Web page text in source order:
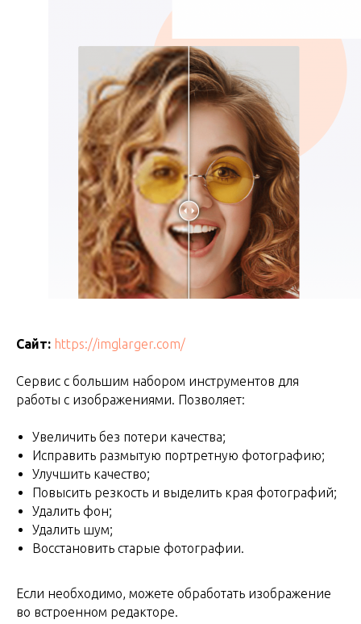
Сайт: https://imglarger.com/
Сервис с большим набором инструментов для
работы с изображениями. Позволяет:
Увеличить без потери качества;
Исправить размытую портретную фотографию;
Улучшить качество;
Повысить резкость и выделить края фотографий;
Удалить фон;
Удалить шум;
Восстановить старые фотографии.
Если необходимо, можете обработать изображение
во встроенном редакторе.